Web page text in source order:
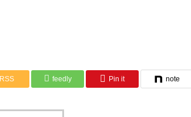
RSS feedly Pin it note